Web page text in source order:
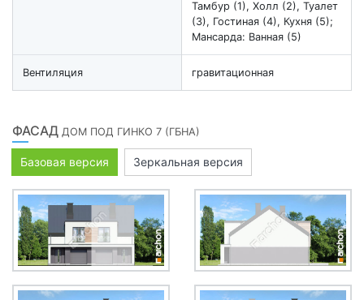
Тамбур (1), Холл (2), Туалет
(3), Гостиная (4), Кухня (5);
Мансарда: Ванная (5)
Вентиляция гравитационная
ФАСАД ДОМ ПОД ГИНКО 7 (ГБНА)
Базовая версия Зеркальная версия